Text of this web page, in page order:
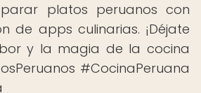
platos peruanos con
de apps culinarias. ¡Déjate
y la magia de la cocina
#CocinaPeruana